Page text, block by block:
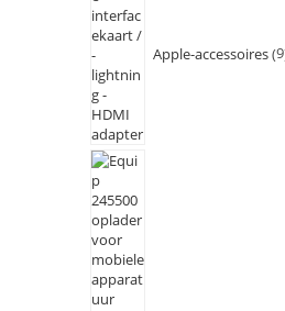
Apple-accessoires 9